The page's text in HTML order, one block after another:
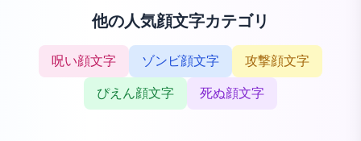
他の人気顔文字カテゴリ
呪い顔文字 ゾンビ顔文字 攻撃顔文字
ぴえん顔文字 死ぬ顔文字